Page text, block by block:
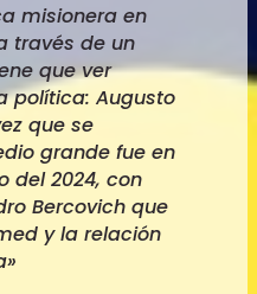
misionera en
través de un
que ver
política: Augusto
que se
grande fue en
del 2024, con
Bercovich que
y la relación